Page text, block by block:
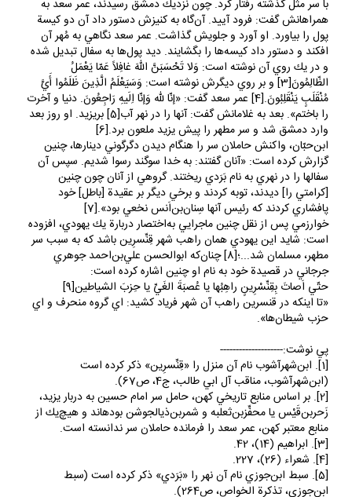
همراهانش گفت: فرود آييد. آن‌گاه به كنيزش دستور داد آن دو كيسة
پول را بياورد. او آورد و جلويش گذاشت. عمر سعد نگاهي به مُهر آن
افكند و دستور داد كيسه‌ها را بگشايند. ديد پول‌ها به سفال تبديل شده
و در يك روي آن نوشته است: وَلا تَحْسَبَنَّ اللّهَ غافِلاً عَمّا يَعْمَلُ
الظّالِمُونَ[3] و بر روي ديگرش نوشته است: وَسَيَعْلَمُ الَّذِينَ ظَلَمُوا أَيَّ
مُنْقَلَبٍ يَنْقَلِبُونَ.[4] عمر سعد گفت:‌ «إنّا لله وَإنّا اِلَيهِ رَاجِعُونَ. دنيا و آخرت
را باختم». بعد به غلامانش گفت:‌ آنها را در نهر آب[5] بريزيد. او روز بعد
وارد دمشق شد و سر مطهر را پيش يزيد ملعون برد.[6]
ابن‌حبّان، واكنش حاملان سر را هنگام ديدن دگرگوني دينارها، چنين
گزارش كرده است: «آنان گفتند: به خدا سوگند رسوا شديم. سپس آن
سفال‎ها را در نهري به نام بَرَدي ريختند. گروهي از آنان چون چنين
[كرامتي را] ديدند، توبه كردند و برخي ديگر بر عقيدة [باطل] خود
پافشاري كردند كه رئيس ‎آنها سِنان‌بن‌اَنس نخعي بود».[7]
خوارزمي پس از نقل چنين ماجرايي به‌اختصار دربارة يك يهودي، افزوده
است: ‌شايد اين يهودي همان راهب شهر قِنِّسرِين باشد كه به ‌سبب سر
مطهر، مسلمان شد...؛[8] چنان‌كه ابوالحسن علي‌بن‌احمد جوهري
جرجاني در قصيدة خود به نام او چنين اشاره كرده است:
حتّي اَصاتَ بِقِنِّسْرِينٍ راهِبُها يا عُصبَةَ الغَيِّ يا حِزبَ الشياطين[9]
«تا اينكه در قنسرين راهب آن شهر فرياد كشيد: اي گروه منحرف و اي
حزب شيطان‌ها».
[1]. ابن‌شهرآشوب نام آن منزل را «قِنِّسرِين» ذكر كرده است
(ابن‌شهرآشوب، مناقب آل ‌ابي ‌طالب، ج4، ص67).
[2]. بر اساس منابع تاريخي كهن، حامل سر امام حسين به دربار يزيد،
زَحربن‌قَيْس يا محفِّزبن‌ثعلبه و شمربن‌ذي‎الجوشن بوده‎اند و هيچ‌يك از
منابع معتبر كهن، عمر سعد را فرمانده حاملان سر ندانسته است.
[3]. ابراهيم (14)، 42.
[4]. شعراء (26)، 227.
[5]. سبط ابن‌جوزي نام آن نهر را «بَرَدي» ذكر كرده است (سبط
ابن‌جوزي، تذكرة ‌الخواص، ص264).